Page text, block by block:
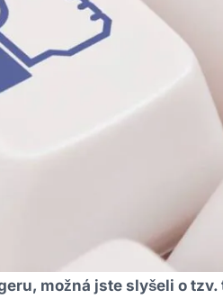
možná jste slyšeli o